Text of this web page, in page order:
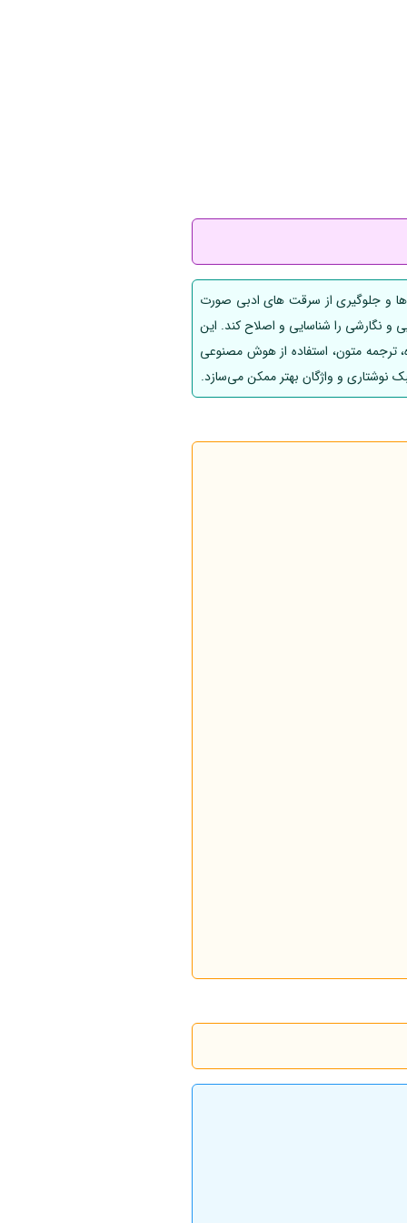
برای تشخیص غلط‌ها و جلوگیری از سرقت های ادبی صورت
گرامری، املایی و نگارشی را شناسایی و اصلاح کند. این
ترجمه متون، استفاده از هوش مصنوعی
نوشتاری و واژگان بهتر ممکن می‌سازد.